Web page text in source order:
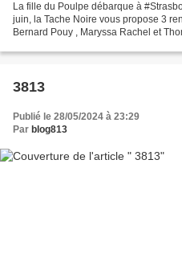
La fille du Poulpe débarque à
juin, la Tache Noire vous propose 3
Bernard Pouy , Maryssa Rachel et
3813
Publié le 28/05/2024 à 23:29
Par blog813